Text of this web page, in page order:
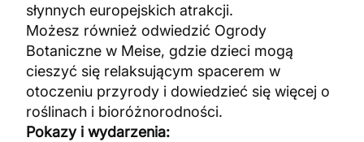
słynnych europejskich atrakcji.
Możesz również odwiedzić Ogrody
Botaniczne w Meise, gdzie dzieci mogą
cieszyć się relaksującym spacerem w
otoczeniu przyrody i dowiedzieć się więcej o
roślinach i bioróżnorodności.
Pokazy i wydarzenia: